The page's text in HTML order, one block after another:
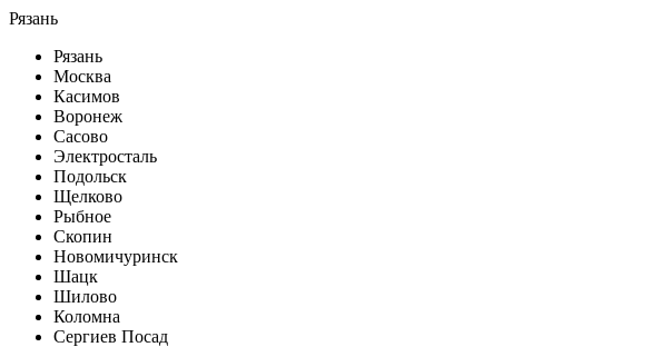
Рязань
Рязань
Москва
Касимов
Воронеж
Сасово
Электросталь
Подольск
Щелково
Рыбное
Скопин
Новомичуринск
Шацк
Шилово
Коломна
Сергиев Посад